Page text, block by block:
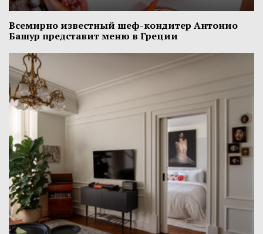
Всемирно известный шеф-кондитер Антонио
Башур представит меню в Греции